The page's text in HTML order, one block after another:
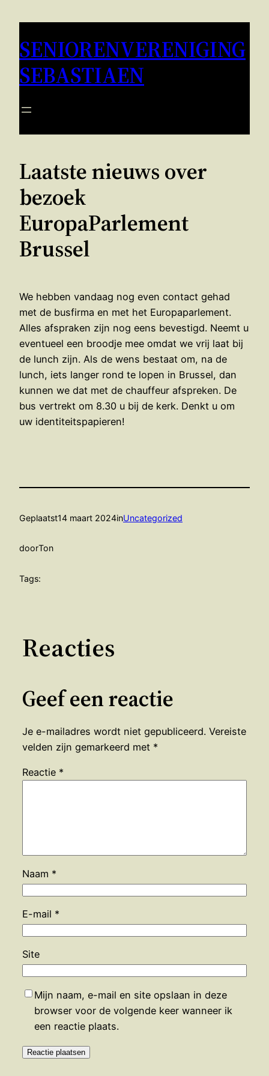
inhoud
SENIORENVERENIGING
SEBASTIAEN
Laatste nieuws over
bezoek
EuropaParlement
Brussel
We hebben vandaag nog even contact gehad
met de busfirma en met het Europaparlement.
Alles afspraken zijn nog eens bevestigd. Neemt u
eventueel een broodje mee omdat we vrij laat bij
de lunch zijn. Als de wens bestaat om, na de
lunch, iets langer rond te lopen in Brussel, dan
kunnen we dat met de chauffeur afspreken. De
bus vertrekt om 8.30 u bij de kerk. Denkt u om
uw identiteitspapieren!
Geplaatst14 maart 2024inUncategorized
doorTon
Tags:
Reacties
Geef een reactie
Je e-mailadres wordt niet gepubliceerd. Vereiste
velden zijn gemarkeerd met *
Reactie *
Naam *
E-mail *
Site
Mijn naam, e-mail en site opslaan in deze
browser voor de volgende keer wanneer ik
een reactie plaats.